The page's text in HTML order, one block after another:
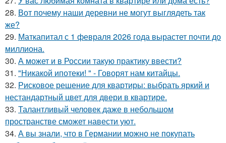
28. Вот почему наши деревни не могут выглядеть так
же?
29. Маткапитал с 1 февраля 2026 года вырастет почти до
миллиона.
30. А может и в России такую практику ввести?
31. "Никакой ипотеки! " - Говорят нам китайцы.
32. Рисковое решение для квартиры: выбрать яркий и
нестандартный цвет для двери в квартире.
33. Талантливый человек даже в небольшом
пространстве сможет навести уют.
34. А вы знали, что в Германии можно не покупать